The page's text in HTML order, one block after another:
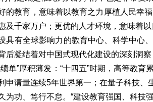
的教育，意味着以教育之力厚植人民幸
及千家万户；更优的人才环境，意味着
具有全球影响力的教育中心、科学中心
后凝结着对中国式现代化建设的深刻洞
绩单”厚积薄发：“十四五”时期，高等教
申请量连续5年世界第一；在量子科技
为功、笃行不怠。“建设教育强国、科技